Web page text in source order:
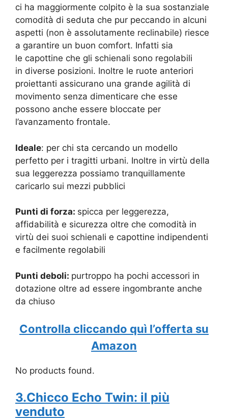
ci ha maggiormente colpito è la sua sostanziale
comodità di seduta che pur peccando in alcuni
aspetti (non è assolutamente reclinabile) riesce
a garantire un buon comfort. Infatti sia
le capottine che gli schienali sono regolabili
in diverse posizioni. Inoltre le ruote anteriori
proiettanti assicurano una grande agilità di
movimento senza dimenticare che esse
possono anche essere bloccate per
l’avanzamento frontale.
Ideale: per chi sta cercando un modello
perfetto per i tragitti urbani. Inoltre in virtù della
sua leggerezza possiamo tranquillamente
caricarlo sui mezzi pubblici
Punti di forza: spicca per leggerezza,
affidabilità e sicurezza oltre che comodità in
virtù dei suoi schienali e capottine indipendenti
e facilmente regolabili
Punti deboli: purtroppo ha pochi accessori in
dotazione oltre ad essere ingombrante anche
da chiuso
Controlla cliccando quì l’offerta su
Amazon
No products found.
3.Chicco Echo Twin: il più
venduto